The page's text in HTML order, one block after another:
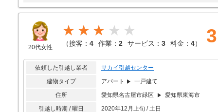
20代女性
★★★
（接客： 4 作業： 2 サービス： 3 料金： 4） 3
依頼した引越し業者
サカイ引越センター
建物タイプ
アパート
一戸建て
住所
愛知県名古屋市緑区
愛知県東海市
引越し時期 / 曜日
2020年12月上旬 / 土日